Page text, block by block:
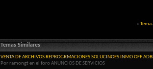
«
Temas Similares
VENTA DE ARCHIVOS REPROGRMACIONES SOLUCINOES INMO OFF
Por ramongt en el foro ANUNCIOS DE SERVICIOS